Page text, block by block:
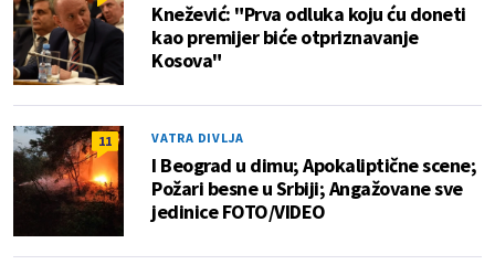
Knežević: "Prva odluka koju ću doneti
kao premijer biće otpriznavanje
Kosova"
11 VATRA DIVLJA
I Beograd u dimu; Apokaliptične scene;
Požari besne u Srbiji; Angažovane sve
jedinice FOTO/VIDEO